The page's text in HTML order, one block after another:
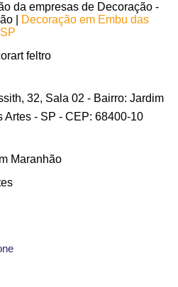
da empresas de Decoração -
|
Decoração em Embu das
feltro
32, Sala 02 - Bairro: Jardim
Artes - SP - CEP: 68400-10
Maranhão